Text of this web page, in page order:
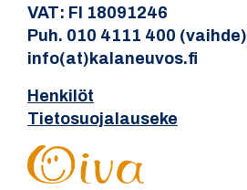
VAT: FI 18091246
Puh. 010 4111 400 (vaihde)
info(at)kalaneuvos.fi
Henkilöt
Tietosuojalauseke